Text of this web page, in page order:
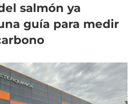
salmón ya
guía para medir